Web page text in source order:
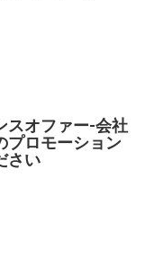
スオファー-会社
プロモーション
さい